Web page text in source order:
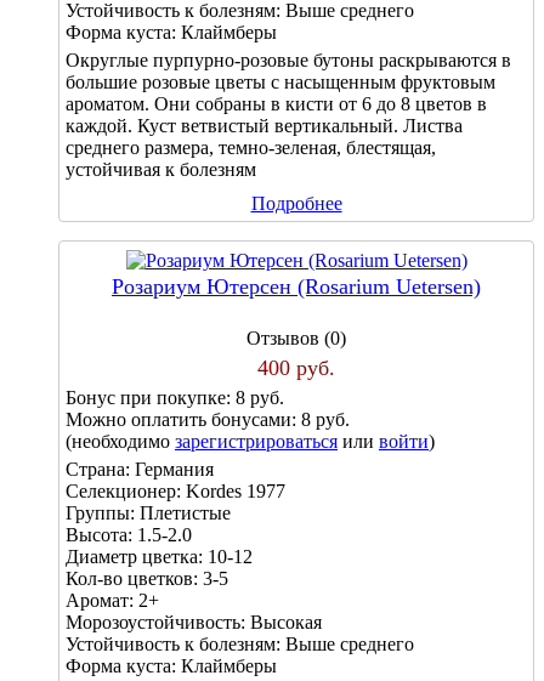
Устойчивость к болезням: Выше среднего
Форма куста: Клаймберы
Округлые пурпурно-розовые бутоны раскрываются в
большие розовые цветы с насыщенным фруктовым
ароматом. Они собраны в кисти от 6 до 8 цветов в
каждой. Куст ветвистый вертикальный. Листва
среднего размера, темно-зеленая, блестящая,
устойчивая к болезням
Подробнее
Розариум Ютерсен (Rosarium Uetersen)
Отзывов (0)
400 руб.
Бонус при покупке: 8 руб.
Можно оплатить бонусами: 8 руб.
(необходимо зарегистрироваться или войти)
Страна: Германия
Селекционер: Kordes 1977
Группы: Плетистые
Высота: 1.5-2.0
Диаметр цветка: 10-12
Кол-во цветков: 3-5
Аромат: 2+
Морозоустойчивость: Высокая
Устойчивость к болезням: Выше среднего
Форма куста: Клаймберы